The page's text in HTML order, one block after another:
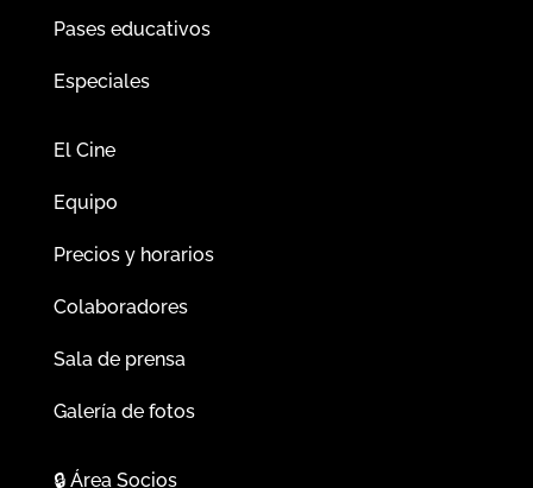
Pases educativos
Especiales
El Cine
Equipo
Precios y horarios
Colaboradores
Sala de prensa
Galería de fotos
🔒Área Socios